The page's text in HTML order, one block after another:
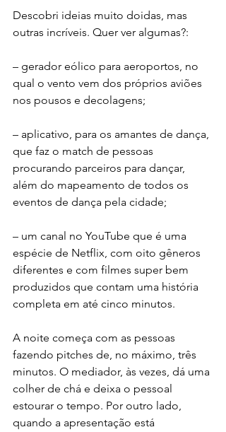
Descobri ideias muito doidas, mas
outras incríveis. Quer ver algumas?:
– gerador eólico para aeroportos, no
qual o vento vem dos próprios aviões
nos pousos e decolagens;
– aplicativo, para os amantes de dança,
que faz o match de pessoas
procurando parceiros para dançar,
além do mapeamento de todos os
eventos de dança pela cidade;
– um canal no YouTube que é uma
espécie de Netflix, com oito gêneros
diferentes e com filmes super bem
produzidos que contam uma história
completa em até cinco minutos.
A noite começa com as pessoas
fazendo pitches de, no máximo, três
minutos. O mediador, às vezes, dá uma
colher de chá e deixa o pessoal
estourar o tempo. Por outro lado,
quando a apresentação está